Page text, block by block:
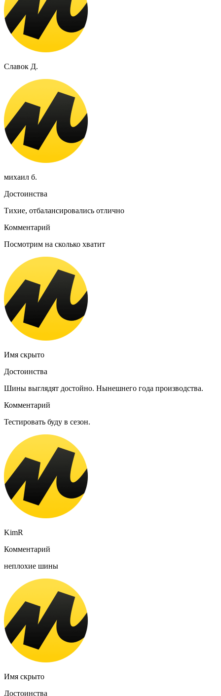
Славок Д.
михаил б.
Достоинства
Тихие, отбалансировались отлично
Комментарий
Посмотрим на сколько хватит
Имя скрыто
Достоинства
Шины выглядят достойно. Нынешнего года производства.
Комментарий
Тестировать буду в сезон.
KimR
Комментарий
неплохие шины
Имя скрыто
Достоинства